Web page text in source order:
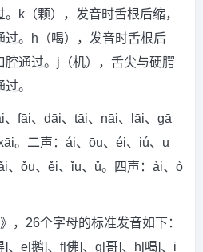
k（颗），发音时舌根后缩，
过。h（喝），发音时舌根后
腔通过。j（机），舌尖与硬腭
。
fāi、dāi、tāi、nāi、lāi、gā
。二声：ái、ōu、éi、iú、u
、ǒu、ěi、ǐu、ǔ。四声：ài、ò
，26个字母的标准发音如下：
、e[鹅]、f[佛]、g[哥]、h[喝]、i